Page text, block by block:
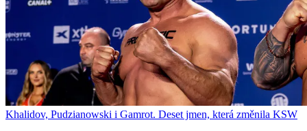
Khalidov, Pudzianowski i Gamrot. Deset jmen, která změnila KSW